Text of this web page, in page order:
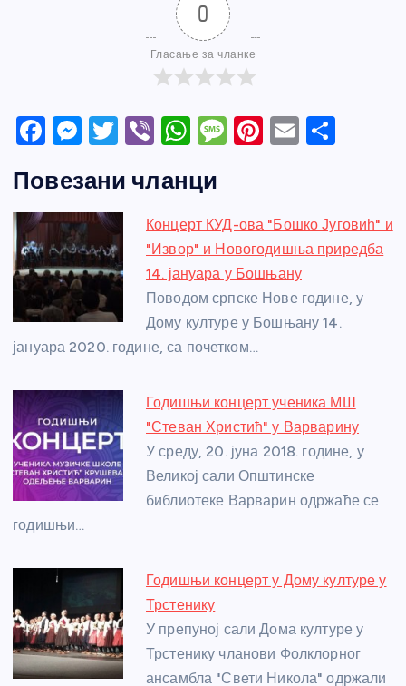
0
Гласање за чланке
F
c
e
b
o
o
M
ss
e
n
g
er
T
itt
er
Vi
er
W
at
s
A
p
p
M
a
g
e
Pi
e
st
E
e
Повезани чланци
Концерт КУД-ова "Бошко Југовић" и
"Извор" и Новогодишња приредба
14. јануара у Бошњану
Поводом српске Нове године, у
Дому културе у Бошњану 14.
јануара 2020. године, са почетком…
Годишњи концерт ученика МШ
"Стеван Христић" у Варварину
У среду, 20. јуна 2018. године, у
Великој сали Општинске
библиотеке Варварин одржаће се
годишњи…
Годишњи концерт у Дому културе у
Трстенику
У препуној сали Дома културе у
Трстенику чланови Фолклорног
ансамбла "Свети Никола" одржали